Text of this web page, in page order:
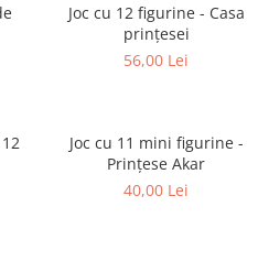
Joc cu 12 figurine - Casa
prințesei
56,00 Lei
Joc cu 11 mini figurine -
Prințese Akar
40,00 Lei